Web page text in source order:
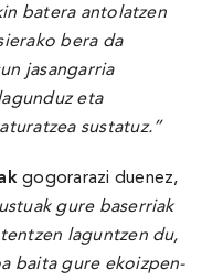
batera antolatzen
bera da
jasangarria
eta
sustatuz.”
gogorarazi duenez,
gure baserriak
laguntzen du,
baita gure ekoizpen-